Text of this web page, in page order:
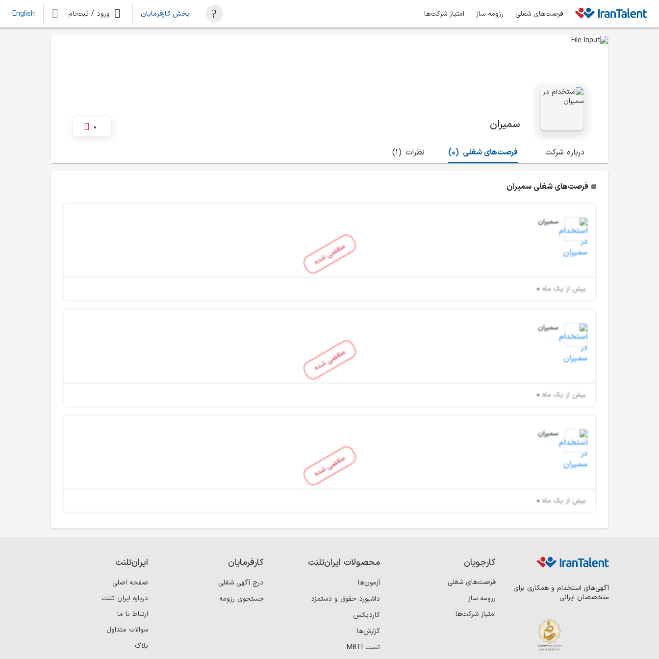
فرصت‌های شغلی رزومه ساز امتیاز شرکت‌ها بخش کارفرمایان ورود / ثبت‌نام English
سمیران 0
درباره شرکت (0) فرصت‌های شغلی (1) نظرات
فرصت‌های شغلی سمیران
منقضی شده
سمیران
بیش از یک ماه
منقضی شده
سمیران
بیش از یک ماه
منقضی شده
سمیران
بیش از یک ماه
آگهی‌های استخدام و همکاری برای
متخصصان ایرانی
کارجویان
فرصت‌های شغلی
رزومه ساز
امتیاز شرکت‌ها
محصولات ایران‌تلنت
آزمون‌ها
داشبورد حقوق و دستمزد
کاردیکس
گزارش‌ها
تست MBTI
کارفرمایان
درج آگهی شغلی
جستجوی رزومه
ایران‌تلنت
صفحه اصلی
درباره ایران تلنت
ارتباط با ما
سوالات متداول
بلاگ